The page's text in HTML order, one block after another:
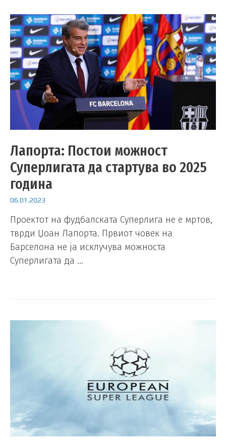
Лапорта: Постои можност
Суперлигата да стартува во 2025
година
06.01.2023
Проектот на фудбалската Суперлига не е мртов,
тврди Џоан Лапорта. Првиот човек на
Барселона не ја исклучува можноста
Суперлигата да …